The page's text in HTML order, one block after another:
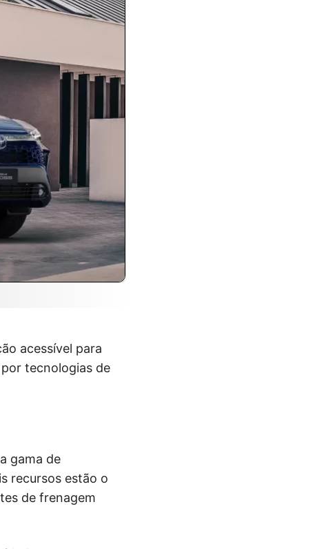
acessível para
tecnologias de
gama de
recursos estão o
de frenagem